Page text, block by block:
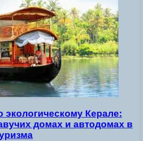
экологическому Керале:
домах и автодомах в